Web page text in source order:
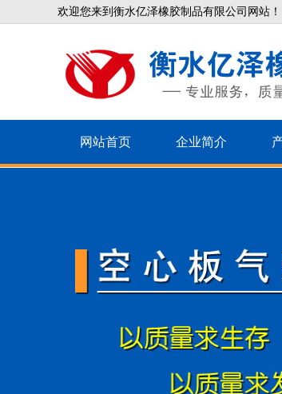
欢迎您来到衡水亿泽橡胶制品有限公司网站！
网站首页 企业简介